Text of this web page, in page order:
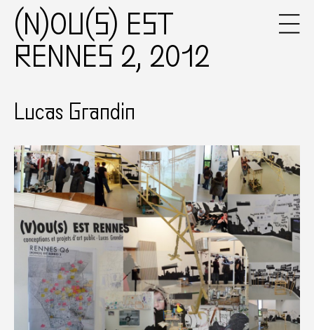
(N)OU(S) EST
RENNES 2, 2012
Lucas Grandin